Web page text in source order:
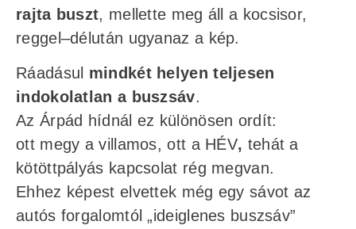
rajta buszt, mellette meg áll a kocsisor,
reggel–délután ugyanaz a kép.
Ráadásul mindkét helyen teljesen
indokolatlan a buszsáv.
Az Árpád hídnál ez különösen ordít:
ott megy a villamos, ott a HÉV, tehát a
kötöttpályás kapcsolat rég megvan.
Ehhez képest elvettek még egy sávot az
autós forgalomtól „ideiglenes buszsáv”